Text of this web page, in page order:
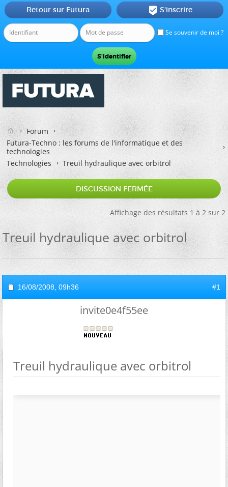
Se souvenir de moi ?
Retour sur Futura  S'inscrire
Forum
Futura-Techno : les forums de l'informatique et des
technologies
Technologies
Treuil hydraulique avec orbitrol
DISCUSSION FERMÉE
Affichage des résultats 1 à 2 sur 2
Treuil hydraulique avec orbitrol
16/08/2008, 09h36 #1
invite0e4f55ee
Treuil hydraulique avec orbitrol